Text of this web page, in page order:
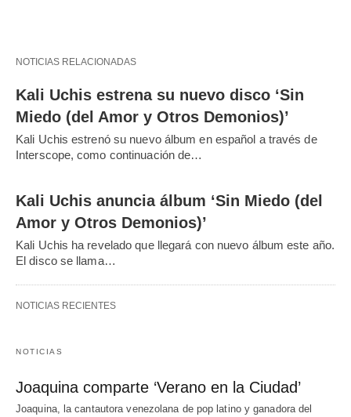
NOTICIAS RELACIONADAS
Kali Uchis estrena su nuevo disco ‘Sin
Miedo (del Amor y Otros Demonios)’
Kali Uchis estrenó su nuevo álbum en español a través de
Interscope, como continuación de…
Kali Uchis anuncia álbum ‘Sin Miedo (del
Amor y Otros Demonios)’
Kali Uchis ha revelado que llegará con nuevo álbum este año.
El disco se llama…
NOTICIAS RECIENTES
NOTICIAS
Joaquina comparte ‘Verano en la Ciudad’
Joaquina, la cantautora venezolana de pop latino y ganadora del